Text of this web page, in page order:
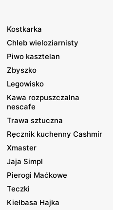
Kostkarka
Chleb wieloziarnisty
Piwo kasztelan
Zbyszko
Legowisko
Kawa rozpuszczalna
nescafe
Trawa sztuczna
Ręcznik kuchenny Cashmir
Xmaster
Jaja Simpl
Pierogi Maćkowe
Teczki
Kiełbasa Hajka